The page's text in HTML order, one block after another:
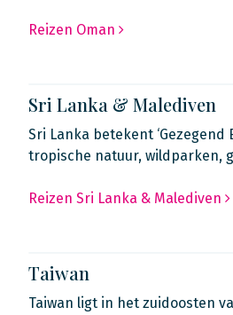
Reizen Oman
Sri Lanka & Malediven
Sri Lanka betekent ‘Gezegend
tropische natuur, wildparken,
Reizen Sri Lanka & Malediven
Taiwan
Taiwan ligt in het zuidoosten